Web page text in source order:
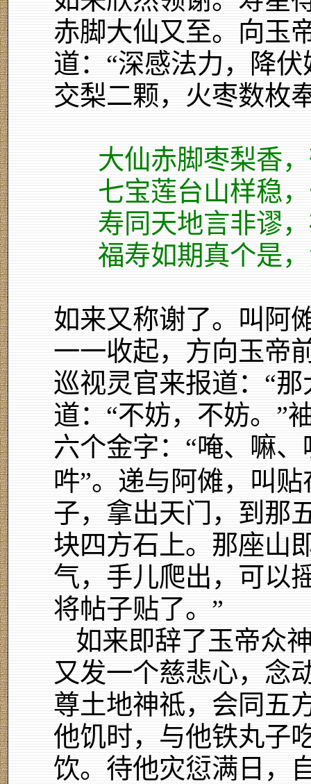
赤脚大仙又至。向玉
道：“深感法力，降
交梨二颗，火枣数枚
大仙赤脚枣梨香
七宝莲台山样稳
寿同天地言非谬
福寿如期真个是
如来又称谢了。叫阿
一一收起，方向玉帝
巡视灵官来报道：“
道：“不妨，不妨。”
六个金字：“唵、嘛
吽”。递与阿傩，叫
子，拿出天门，到那
块四方石上。那座山
气，手儿爬出，可以
将帖子贴了。”
如来即辞了玉帝众
又发一个慈悲心，念
尊土地神祗，会同五
他饥时，与他铁丸子
饮。待他灾愆满日，